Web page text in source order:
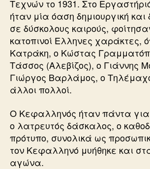
Τεχνών το 1931. Στο
ήταν μία όαση δημιουργική και
σε δύσκολους καιρούς,
κατοπινοί Ελληνες χαράκτες,
Κατράκη, ο Κώστας
Τάσσος (Αλεβίζος), ο Γιάννης
Γιώργος Βαρλάμος, ο
άλλοι πολλοί.
Ο Κεφαλληνός ήταν πάντα
ο λατρευτός δάσκαλος, ο
πρότυπο, συνολικά ως
τον Κεφαλληνό μυήθηκε και
αγώνα.